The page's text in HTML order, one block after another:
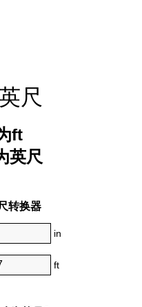
尺
ft
英尺
转换器
in
ft